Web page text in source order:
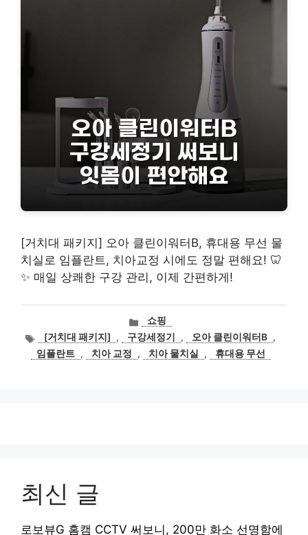
[거치대 패키지] 오아 클린이워터B, 휴대용 무선 물
치실로 임플란트, 치아교정 시에도 정말 편해요! 🦷
✨ 매일 상쾌한 구강 관리, 이제 간편하게!
카
테
고
리
쇼핑
태
그
[거치대 패키지] , 구강세정기 , 오아 클린이워터B ,
임플란트 , 치아 교정 , 치아 물치실 , 휴대용 무선
최신 글
로보뷰G 홈캠 CCTV 써보니, 200만 화소 선명함에